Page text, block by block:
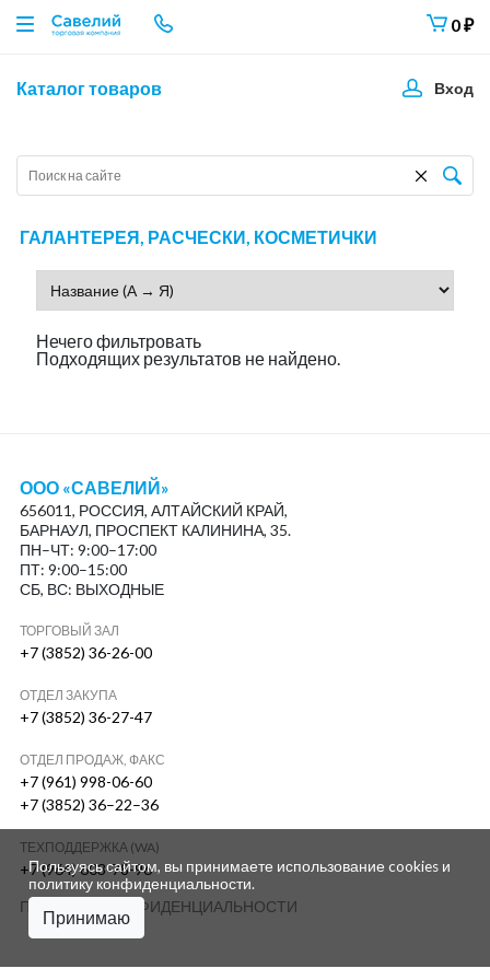
0₽
Каталог товаров Вход
ГАЛАНТЕРЕЯ, РАСЧЕСКИ, КОСМЕТИЧКИ
Нечего фильтровать
Подходящих результатов не найдено.
ООО «САВЕЛИЙ»
656011, РОССИЯ, АЛТАЙСКИЙ КРАЙ,
БАРНАУЛ, ПРОСПЕКТ КАЛИНИНА, 35.
ПН–ЧТ: 9:00–17:00
ПТ: 9:00–15:00
СБ, ВС: ВЫХОДНЫЕ
ТОРГОВЫЙ ЗАЛ
+7 (3852) 36-26-00
ОТДЕЛ ЗАКУПА
+7 (3852) 36-27-47
ОТДЕЛ ПРОДАЖ, ФАКС
+7 (961) 998-06-60
+7 (3852) 36–22–36
ТЕХПОДДЕРЖКА (WA)
+7 (964) 603-78-96
ПОЛИТИКА КОНФИДЕНЦИАЛЬНОСТИ
Пользуясь сайтом, вы принимаете использование cookies и
политику конфиденциальности.
Принимаю